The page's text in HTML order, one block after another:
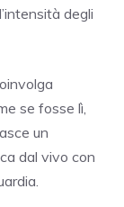
degli
se fosse lì,
un
dal vivo con